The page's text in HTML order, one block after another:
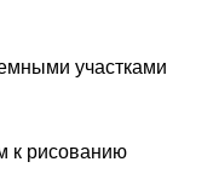
участками
к рисованию